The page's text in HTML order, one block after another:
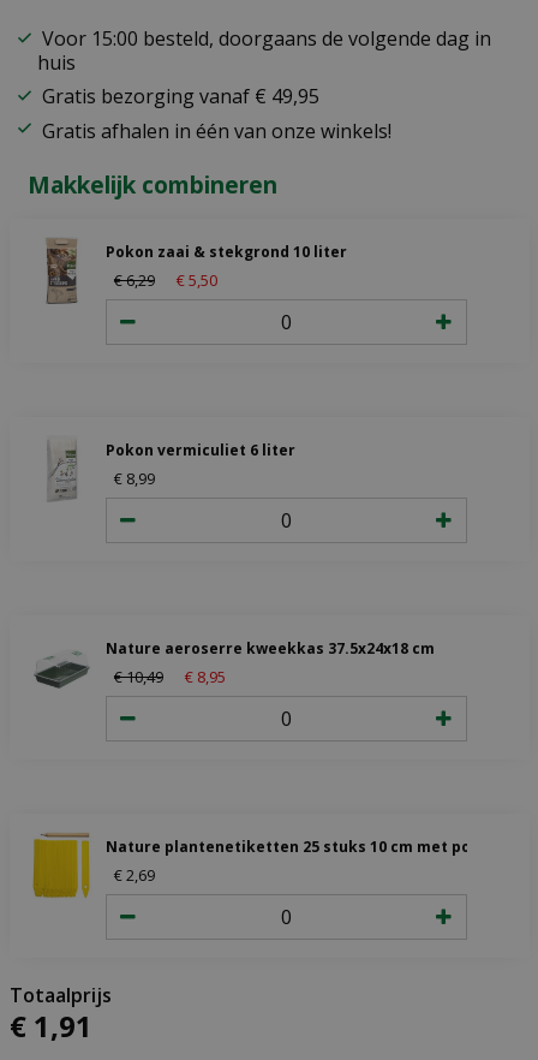
Voor 15:00 besteld, doorgaans de volgende dag in
huis
Gratis bezorging vanaf € 49,95
Gratis afhalen in één van onze winkels!
Makkelijk combineren
Pokon zaai & stekgrond 10 liter
€6,29 €5 50
Pokon vermiculiet 6 liter
€ 8 99
Nature aeroserre kweekkas 37.5x24x18 cm
€10,49 € 8 95
Nature plantenetiketten 25 stuks 10 cm met potlood
€ 2 69
€ 1,91